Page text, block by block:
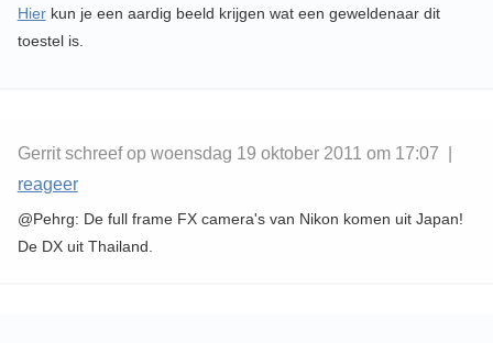
Hierkun je een aardig beeld krijgen wat een geweldenaar dit
toestel is.
Gerrit schreef op woensdag 19 oktober 2011 om 17:07 |
reageer
@Pehrg: De full frame FX camera's van Nikon komen uit Japan!
De DX uit Thailand.